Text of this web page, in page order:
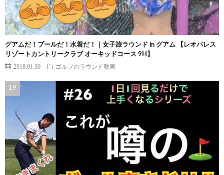
グアムだ！プールだ！水着だ！｜女子旅ラウンド in グアム 【レオパレス
リゾートカントリークラブ オーキッドコース 9H】
2018.01.30 ゴルフのラウンド動画